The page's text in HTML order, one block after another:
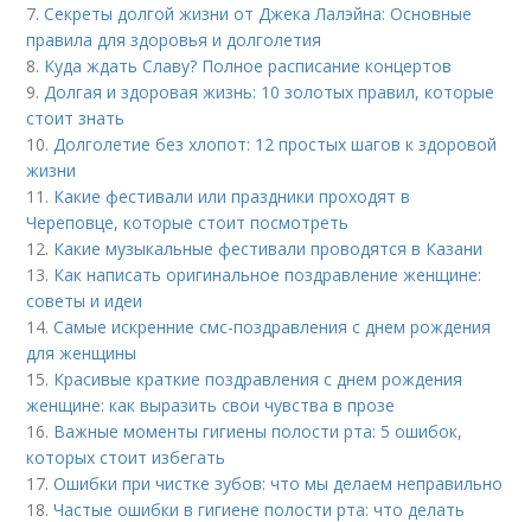
7.Секреты долгой жизни от Джека Лалэйна: Основные
правила для здоровья и долголетия
8. Куда ждать Славу? Полное расписание концертов
9.Долгая и здоровая жизнь: 10 золотых правил, которые
стоит знать
10.Долголетие без хлопот: 12 простых шагов к здоровой
жизни
11. Какие фестивали или праздники проходят в
Череповце, которые стоит посмотреть
12. Какие музыкальные фестивали проводятся в Казани
13. Как написать оригинальное поздравление женщине:
советы и идеи
14.Самые искренние смс-поздравления с днем рождения
для женщины
15. Красивые краткие поздравления с днем рождения
женщине: как выразить свои чувства в прозе
16. Важные моменты гигиены полости рта: 5 ошибок,
которых стоит избегать
17.Ошибки при чистке зубов: что мы делаем неправильно
18.Частые ошибки в гигиене полости рта: что делать